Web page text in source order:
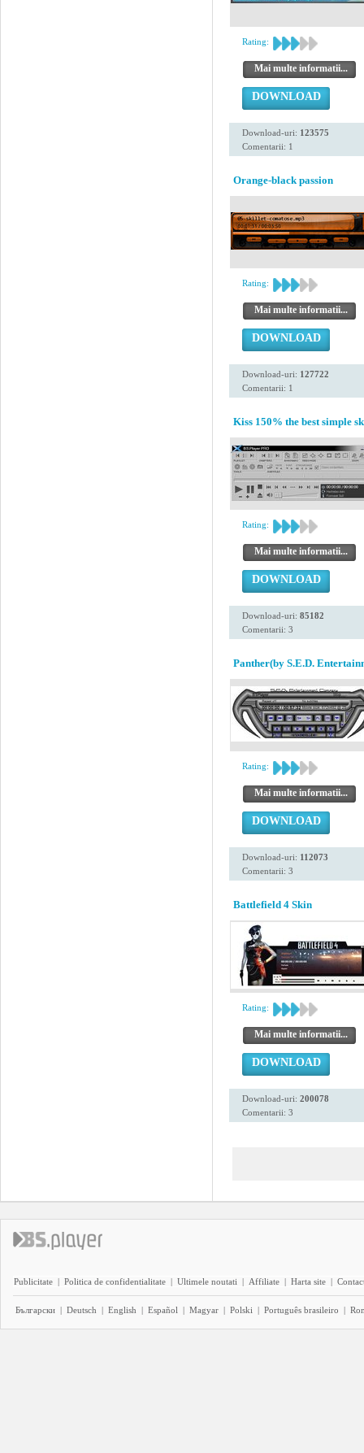
Rating:
Mai multe informatii...
DOWNLOAD
Download-uri: 123575
Comentarii: 1
Orange-black passion
Rating:
Mai multe informatii...
DOWNLOAD
Download-uri: 127722
Comentarii: 1
Kiss 150% the best simple
Rating:
Mai multe informatii...
DOWNLOAD
Download-uri: 85182
Comentarii: 3
Panther(by S.E.D.
Rating:
Mai multe informatii...
DOWNLOAD
Download-uri: 112073
Comentarii: 3
Battlefield 4 Skin
Rating:
Mai multe informatii...
DOWNLOAD
Download-uri: 200078
Comentarii: 3
Publicitate | Politica de confidentialitate | Ultimele noutati | Affiliate | Harta site |
Български | Deutsch | English | Español | Magyar | Polski | Português brasileiro |